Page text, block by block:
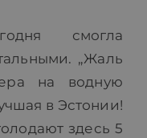
смогла
„Жаль
на водную
в Эстонии!
здесь 5